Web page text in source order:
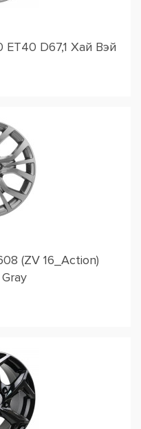
ET40 D67,1 Хай Вэй
(ZV 16_Action)